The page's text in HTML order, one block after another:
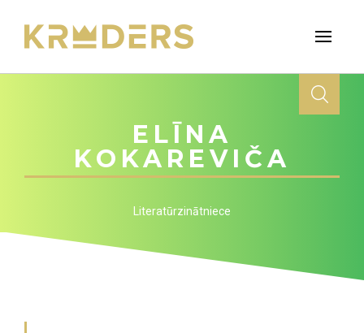
ELĪNA
KOKAREVIČA
Literatūrzinātniece